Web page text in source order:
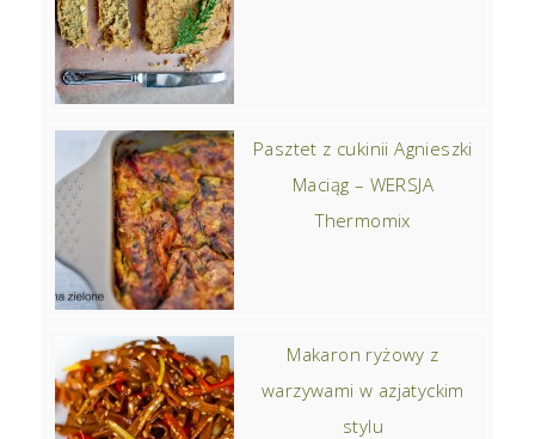
Pasztet z cukinii Agnieszki
Maciąg – WERSJA
Thermomix
Makaron ryżowy z
warzywami w azjatyckim
stylu